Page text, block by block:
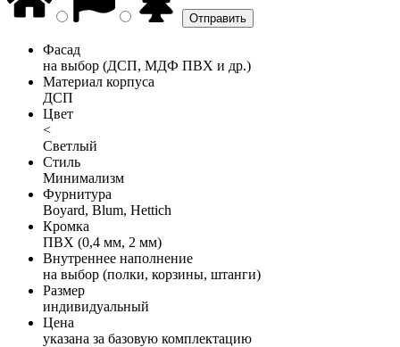
Фасад
на выбор (ДСП, МДФ ПВХ и др.)
Материал корпуса
ДСП
Цвет
<
Светлый
Стиль
Минимализм
Фурнитура
Boyard, Blum, Hettich
Кромка
ПВХ (0,4 мм, 2 мм)
Внутреннее наполнение
на выбор (полки, корзины, штанги)
Размер
индивидуальный
Цена
указана за базовую комплектацию